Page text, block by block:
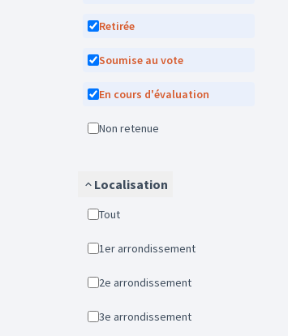
Retirée
Soumise au vote
En cours d'évaluation
Non retenue
Localisation
Tout
1er arrondissement
2e arrondissement
3e arrondissement